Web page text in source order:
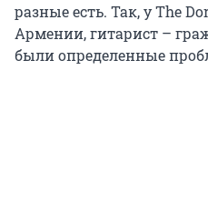
разные есть. Так, у The
Армении, гитарист –
были определенные